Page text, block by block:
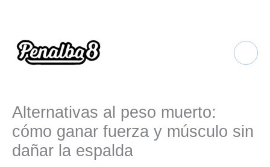
Alternativas al peso muerto:
cómo ganar fuerza y músculo sin
dañar la espalda